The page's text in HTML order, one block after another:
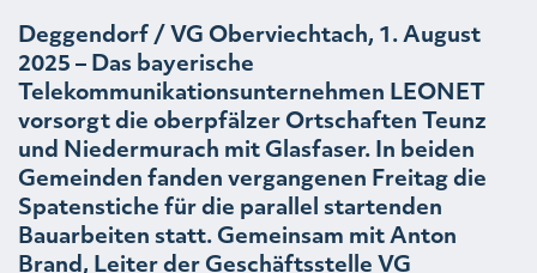
Deggendorf / VG Oberviechtach, 1. August
2025 – Das bayerische
Telekommunikationsunternehmen LEONET
vorsorgt die oberpfälzer Ortschaften Teunz
und Niedermurach mit Glasfaser. In beiden
Gemeinden fanden vergangenen Freitag die
Spatenstiche für die parallel startenden
Bauarbeiten statt. Gemeinsam mit Anton
Brand, Leiter der Geschäftsstelle VG